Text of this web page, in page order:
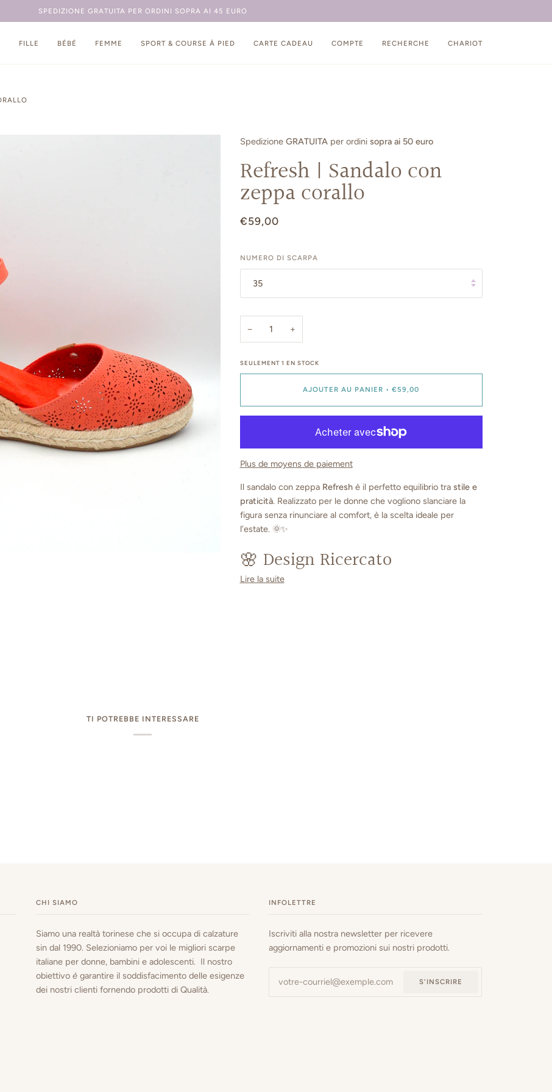
SPEDIZIONE GRATUITA PER ORDINI SOPRA AI 45 EURO
FILLE BÉBÉ FEMME SPORT & COURSE À PIED CARTE CADEAU COMPTE RECHERCHE CHARIOT
Spedizione GRATUITAper ordini sopra ai 50 euro
Refresh | Sandalo con
zeppa corallo
€59,00
NUMERO DI SCARPA
35
− +
SEULEMENT 1 EN STOCK
AJOUTER AU PANIER • €59,00
Plus de moyens de paiement
Il sandalo con zeppa Refreshè il perfetto equilibrio tra stile e
praticità. Realizzato per le donne che vogliono slanciare la
figura senza rinunciare al comfort, è la scelta ideale per
l’estate. 🌞✨
🌸 Design Ricercato
Lire la suite
TI POTREBBE INTERESSARE
CHI SIAMO
Siamo una realtà torinese che si occupa di calzature
sin dal 1990. Selezioniamo per voi le migliori scarpe
italiane per donne, bambini e adolescenti. Il nostro
obiettivo è garantire il soddisfacimento delle esigenze
dei nostri clienti fornendo prodotti di Qualità.
INFOLETTRE
Iscriviti alla nostra newsletter per ricevere
aggiornamenti e promozioni sui nostri prodotti.
S'INSCRIRE